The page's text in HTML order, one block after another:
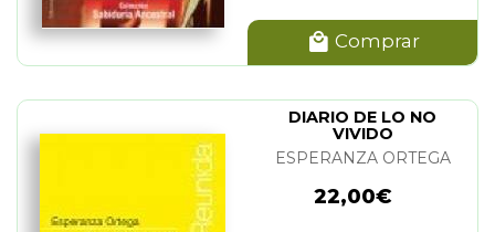
Comprar
DIARIO DE LO NO
VIVIDO
ESPERANZA ORTEGA
22,00€